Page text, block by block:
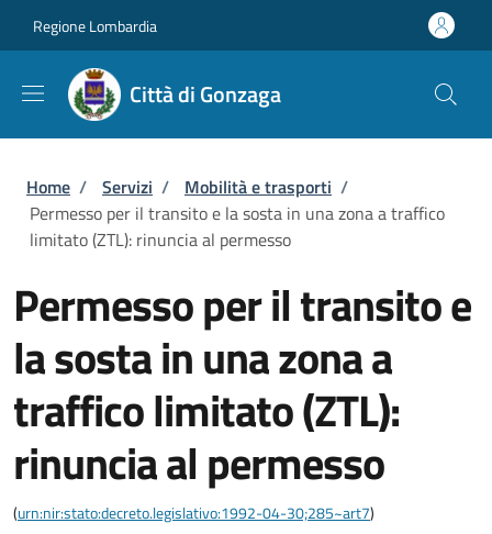
Regione Lombardia
Città di Gonzaga
Briciole di pane
Home / Servizi / Mobilità e trasporti /
Permesso per il transito e la sosta in una zona a traffico
limitato (ZTL): rinuncia al permesso
Permesso per il transito e
la sosta in una zona a
traffico limitato (ZTL):
rinuncia al permesso
(urn:nir:stato:decreto.legislativo:1992-04-30;285~art7)